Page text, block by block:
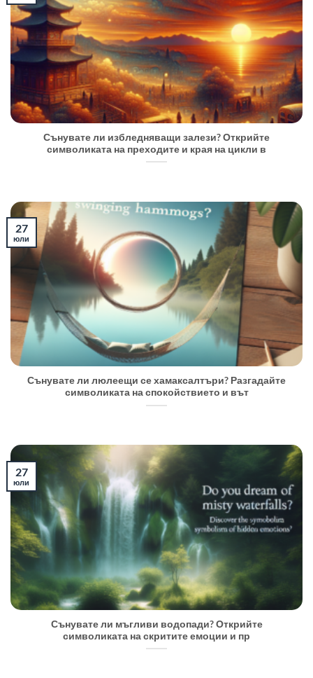
Сънувате ли избледняващи залези? Открийте
символиката на преходите и края на цикли в
Сънувате ли люлеещи се хамаксалтъри? Разгадайте
символиката на спокойствието и вът
27
юли
Сънувате ли мъгливи водопади? Открийте
символиката на скритите емоции и пр
27
юли